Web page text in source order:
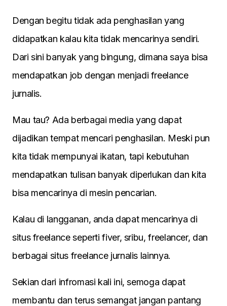
Dengan begitu tidak ada penghasilan yang
didapatkan kalau kita tidak mencarinya sendiri.
Dari sini banyak yang bingung, dimana saya bisa
mendapatkan job dengan menjadi freelance
jurnalis.
Mau tau? Ada berbagai media yang dapat
dijadikan tempat mencari penghasilan. Meski pun
kita tidak mempunyai ikatan, tapi kebutuhan
mendapatkan tulisan banyak diperlukan dan kita
bisa mencarinya di mesin pencarian.
Kalau di langganan, anda dapat mencarinya di
situs freelance seperti fiver, sribu, freelancer, dan
berbagai situs freelance jurnalis lainnya.
Sekian dari infromasi kali ini, semoga dapat
membantu dan terus semangat jangan pantang